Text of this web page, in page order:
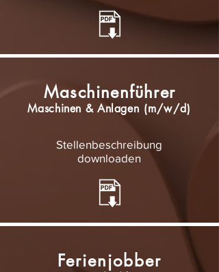
Maschinenführer
Maschinen & Anlagen (m/w/d)
Stellenbeschreibung
downloaden
Ferienjobber